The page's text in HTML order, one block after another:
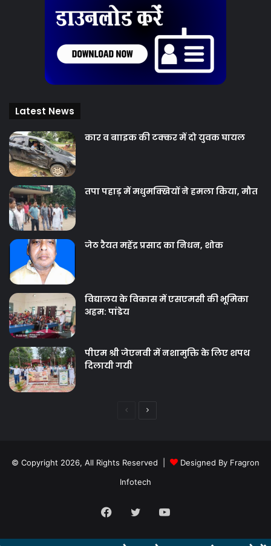
Latest News
कार व बााइक की टक्‍कर में दो युवक घायल
तपा पहाड़ में मधुमक्खियों ने हमला किया, मौत
जेठ रैयत महेंद्र प्रसाद का निधन, शोक
विद्यालय के विकास में एसएमसी की भूमिका
अहम: पांडेय
पीएम श्री जेएनवी में नशामुक्ति के लिए शपथ
दिलायी गयी
PreviousNext
© Copyright 2026, All Rights Reserved |
Designed By Fragron
Infotech
Facebook
TwitterYouTube